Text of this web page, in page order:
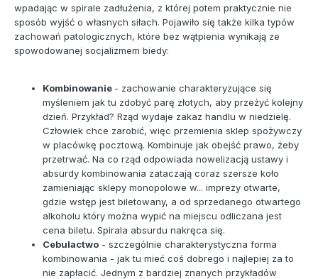
wpadając w spirale zadłużenia, z której potem praktycznie nie
sposób wyjść o własnych siłach. Pojawiło się także kilka typów
zachowań patologicznych, które bez wątpienia wynikają ze
spowodowanej socjalizmem biedy:
Kombinowanie - zachowanie charakteryzujące się
myśleniem jak tu zdobyć parę złotych, aby przeżyć kolejny
dzień. Przykład? Rząd wydaje zakaz handlu w niedzielę.
Człowiek chce zarobić, więc przemienia sklep spożywczy
w placówkę pocztową. Kombinuje jak obejść prawo, żeby
przetrwać. Na co rząd odpowiada nowelizacją ustawy i
absurdy kombinowania zataczają coraz szersze koło
zamieniając sklepy monopolowe w... imprezy otwarte,
gdzie wstęp jest biletowany, a od sprzedanego otwartego
alkoholu który można wypić na miejscu odliczana jest
cena biletu. Spirala absurdu nakręca się.
Cebulactwo - szczególnie charakterystyczna forma
kombinowania - jak tu mieć coś dobrego i najlepiej za to
nie zapłacić. Jednym z bardziej znanych przykładów